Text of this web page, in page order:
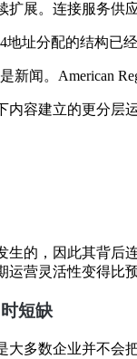
展。连接服务供
址分配的结构已
闻。American
容建立的更分层
生的，因此其背后
营灵活性变得比预
短缺
大多数企业并不会